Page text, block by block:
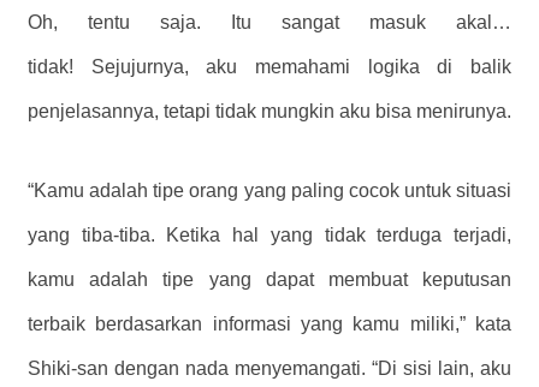
Oh, tentu saja. Itu sangat masuk akal…
tidak! Sejujurnya, aku memahami logika di balik
penjelasannya, tetapi tidak mungkin aku bisa menirunya.
“Kamu adalah tipe orang yang paling cocok untuk situasi
yang tiba-tiba. Ketika hal yang tidak terduga terjadi,
kamu adalah tipe yang dapat membuat keputusan
terbaik berdasarkan informasi yang kamu miliki,” kata
Shiki-san dengan nada menyemangati. “Di sisi lain, aku